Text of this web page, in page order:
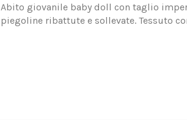
Abito giovanile baby doll con taglio
piegoline ribattute e sollevate. Tessuto